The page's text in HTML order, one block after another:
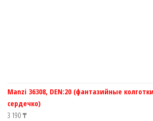
Manzi 36308, DEN:20 (фантазийные
сердечко)
3 190 ₸